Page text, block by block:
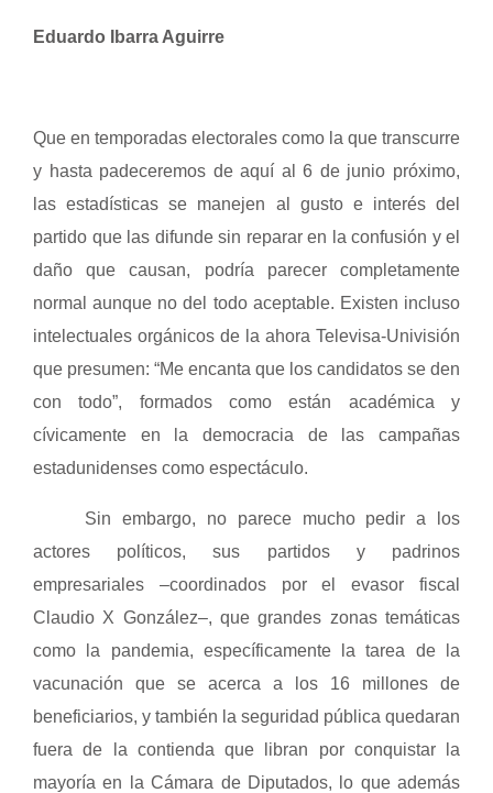
Eduardo Ibarra Aguirre
Que en temporadas electorales como la que transcurre
y hasta padeceremos de aquí al 6 de junio próximo,
las estadísticas se manejen al gusto e interés del
partido que las difunde sin reparar en la confusión y el
daño que causan, podría parecer completamente
normal aunque no del todo aceptable. Existen incluso
intelectuales orgánicos de la ahora Televisa-Univisión
que presumen: “Me encanta que los candidatos se den
con todo”, formados como están académica y
cívicamente en la democracia de las campañas
estadunidenses como espectáculo.
Sin embargo, no parece mucho pedir a los
actores políticos, sus partidos y padrinos
empresariales –coordinados por el evasor fiscal
Claudio X González–, que grandes zonas temáticas
como la pandemia, específicamente la tarea de la
vacunación que se acerca a los 16 millones de
beneficiarios, y también la seguridad pública quedaran
fuera de la contienda que libran por conquistar la
mayoría en la Cámara de Diputados, lo que además